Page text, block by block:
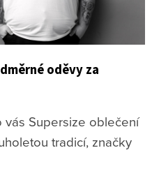
oděvy za
vás Supersize oblečení
tradicí, značky